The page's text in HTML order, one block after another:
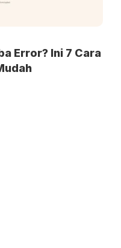
Error? Ini 7 Cara